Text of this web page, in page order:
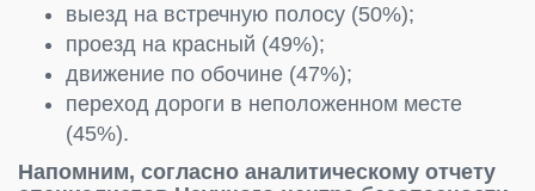
выезд на встречную полосу (50%);
проезд на красный (49%);
движение по обочине (47%);
переход дороги в неположенном месте
(45%).
Напомним, согласно аналитическому отчету